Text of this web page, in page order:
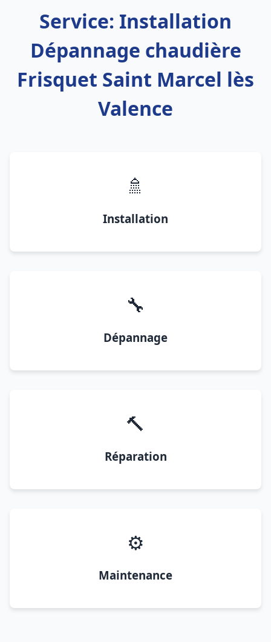
Service: Installation
Dépannage chaudière
Frisquet Saint Marcel lès
Valence
🚿
Installation
🔧
Dépannage
🔨
Réparation
⚙️
Maintenance